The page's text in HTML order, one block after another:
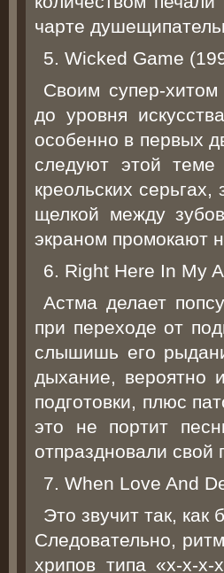
чарте
5. Wicked Game
Своим супер-
до уровня
особенно в первых
следуют этой
креольских
щелкой между
экраном промокают
6. Right Here In My
Астма делает
при переходе от
слышишь его
дыхание, вероятно
подготовки, плюс
это не портит
отпраздновали свой
7. When Love And
Это звучит так, как
Следовательно,
хрипов типа «х-х-х-